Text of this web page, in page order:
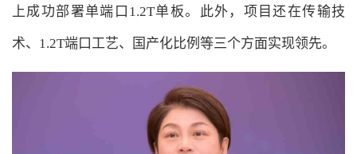
上成功部署单端口1.2T单板。此外，项目还在传输技
术、1.2T端口工艺、国产化比例等三个方面实现领先。